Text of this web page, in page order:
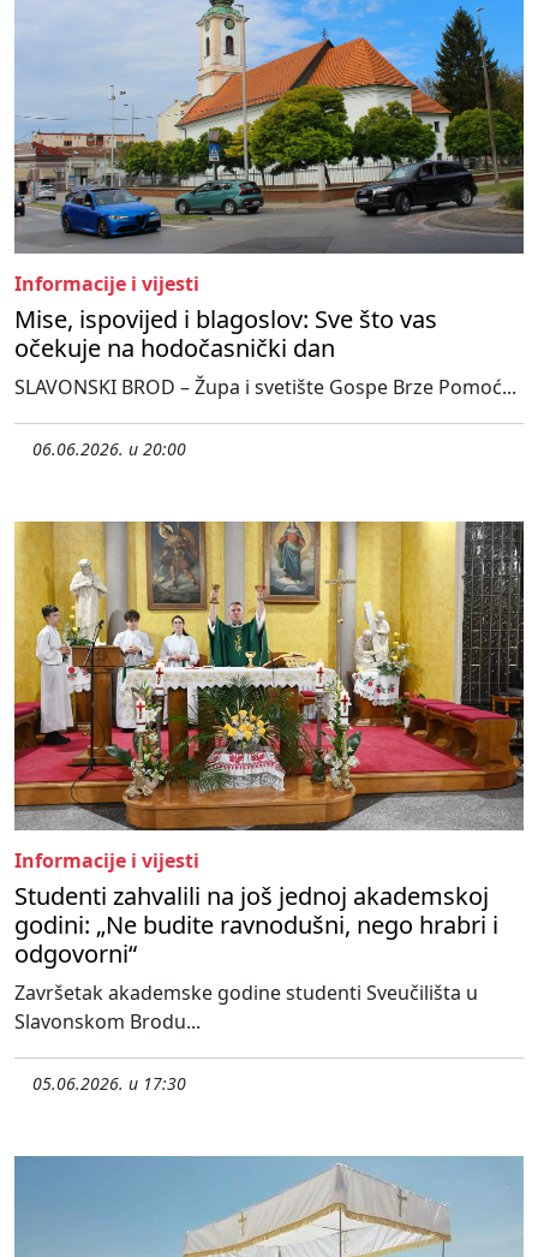
Informacije i vijesti
Mise, ispovijed i blagoslov: Sve što vas
očekuje na hodočasnički dan
SLAVONSKI BROD – Župa i svetište Gospe Brze Pomoć...
06.06.2026. u 20:00
Informacije i vijesti
Studenti zahvalili na još jednoj akademskoj
godini: „Ne budite ravnodušni, nego hrabri i
odgovorni“
Završetak akademske godine studenti Sveučilišta u
Slavonskom Brodu...
05.06.2026. u 17:30